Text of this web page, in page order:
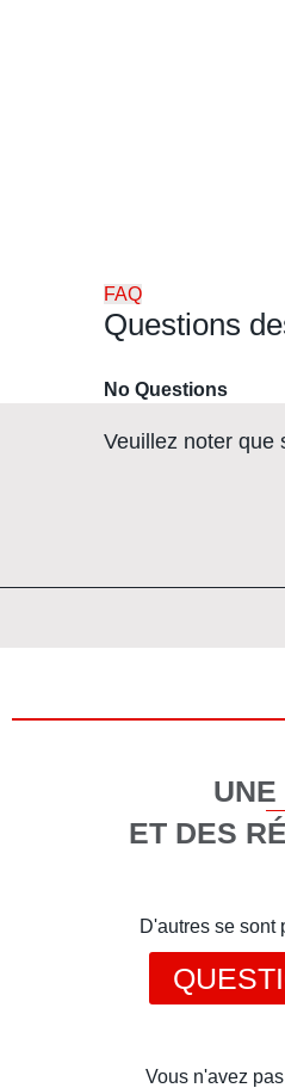
FAQ
Questions
No Questions
Veuillez noter que
UNE
ET DES
D'autres se sont
Vous n'avez